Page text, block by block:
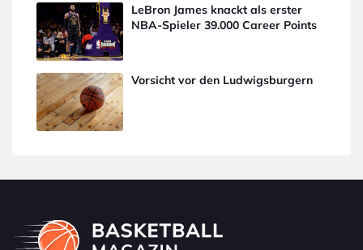
LeBron James knackt als erster
NBA-Spieler 39.000 Career Points
Vorsicht vor den Ludwigsburgern